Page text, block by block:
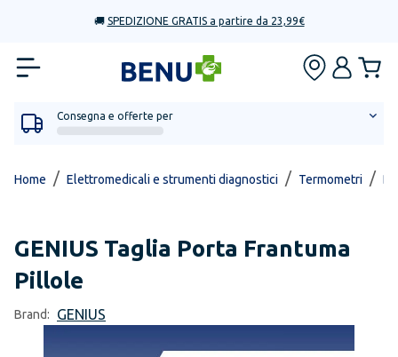
🚚 SPEDIZIONE GRATIS a partire da 23,99€
Consegna e offerte per
Home / Elettromedicali e strumenti diagnostici / Termometri /
GENIUS Taglia Porta Frantuma
Pillole
Brand: GENIUS